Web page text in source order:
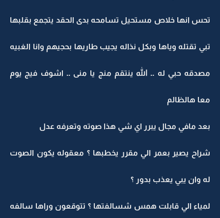
تحس انها خلاص مستحيل تسامحه بدى الحقد يتجمع بقلبها
تبي تقتله وياها وبكل نذاله يجيب طاريها بحجيهم وانا الغبيه
مصدقه حبي له .. الله ينتقم منج يا منى .. اشوف فيج يوم
معا هالظالم
بعد مافي مجال يبرر اي شي هذا صوته وتعرفه عدل
شراح يصير بعمر الي مقرر يخطبها ؟ معقوله يكون الصوت
له وان يبي يعذب بدور ؟
لمياء الي قابلت همس شسالفتها ؟ تتوقعون وراها سالفه